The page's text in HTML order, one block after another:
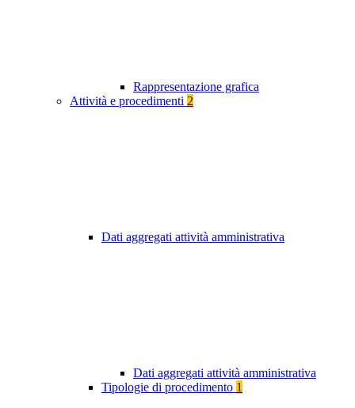
Rappresentazione grafica
Attività e procedimenti 2
Dati aggregati attività amministrativa
Dati aggregati attività amministrativa
Tipologie di procedimento 1